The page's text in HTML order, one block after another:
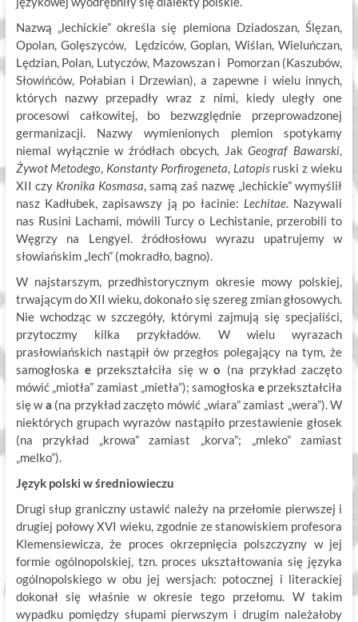
Nazwą „lechickie” określa się plemiona Dziadoszan, Ślęzan,
Opolan, Golęszyców, Lędziców, Goplan, Wiślan, Wieluńczan,
Lędzian, Polan, Lutyczów, Mazowszan i Pomorzan (Kaszubów,
Słowińców, Połabian i Drzewian), a zapewne i wielu innych,
których nazwy przepadły wraz z nimi, kiedy uległy one
procesowi całkowitej, bo bezwzględnie przeprowadzonej
germanizacji. Nazwy wymienionych plemion spotykamy
niemal wyłącznie w źródłach obcych, JakGeograf Bawarski,
Żywot Metodego, Konstanty Porfirogeneta, Latopisruski z wieku
XII czy Kronika Kosmasa, samą zaś nazwę „lechickie” wymyślił
nasz Kadłubek, zapisawszy ją po łacinie: Lechitae. Nazywali
nas Rusini Lachami, mówili Turcy o Lechistanie, przerobili to
Węgrzy na Lengyel. źródłosłowu wyrazu upatrujemy w
słowiańskim „lech” (mokradło, bagno).
W najstarszym, przedhistorycznym okresie mowy polskiej,
trwającym do XII wieku, dokonało się szereg zmian głosowych.
Nie wchodząc w szczegóły, którymi zajmują się specjaliści,
przytoczmy kilka przykładów. W wielu wyrazach
prasłowiańskich nastąpił ów przegłos polegający na tym, że
samogłoskae przekształciła się wo (na przykład zaczęto
mówić „miotła” zamiast „mietła”); samogłoska eprzekształciła
się wa (na przykład zaczęto mówić „wiara” zamiast „wera”). W
niektórych grupach wyrazów nastąpiło przestawienie głosek
(na przykład „krowa” zamiast „korva”; „mleko” zamiast
„melko”).
Język polski w średniowieczu
Drugi słup graniczny ustawić należy na przełomie pierwszej i
drugiej połowy XVI wieku, zgodnie ze stanowiskiem profesora
Klemensiewicza, że proces okrzepnięcia polszczyzny w jej
formie ogólnopolskiej, tzn. proces ukształtowania się języka
ogólnopolskiego w obu jej wersjach: potocznej i literackiej
dokonał się właśnie w okresie tego przełomu. W takim
wypadku pomiędzy słupami pierwszym i drugim należałoby